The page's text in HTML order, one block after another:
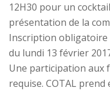
12H30 pour un
présentation de la
Inscription obligatoire
du lundi 13 février
Une participation aux
requise. COTAL